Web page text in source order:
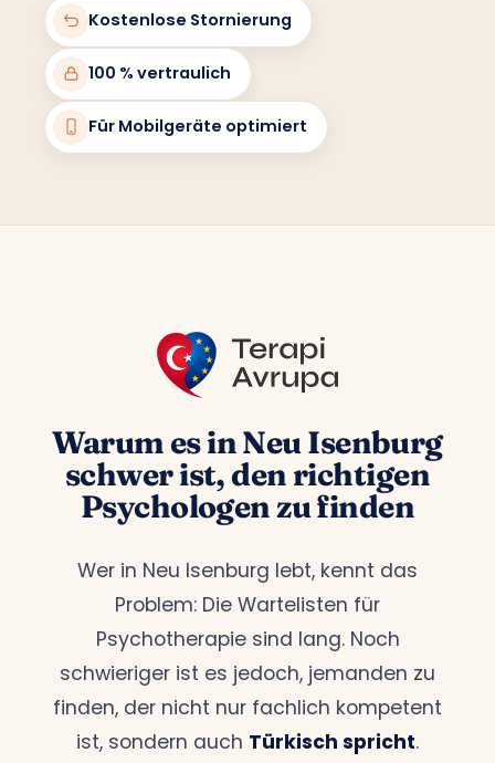
Kostenlose Stornierung
100 % vertraulich
Für Mobilgeräte optimiert
Warum es in Neu Isenburg
schwer ist, den richtigen
Psychologen zu finden
Wer in Neu Isenburg lebt, kennt das
Problem: Die Wartelisten für
Psychotherapie sind lang. Noch
schwieriger ist es jedoch, jemanden zu
finden, der nicht nur fachlich kompetent
ist, sondern auch Türkisch spricht.